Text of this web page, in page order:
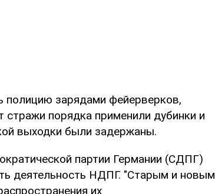
полицию зарядами фейерверков,
порядка применили дубинки и
выходки были задержаны.
партии Германии (СДПГ)
деятельность НДПГ. "Старым и новым
их